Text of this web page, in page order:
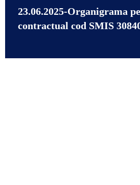
23.06.2025-Organigrama
contractual cod SMIS